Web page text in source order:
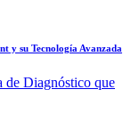
y su Tecnología Avanzada